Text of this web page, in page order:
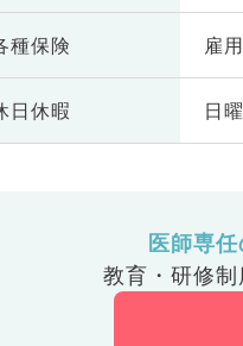
種保険 雇
日休暇 日
医師専
教育・研修制